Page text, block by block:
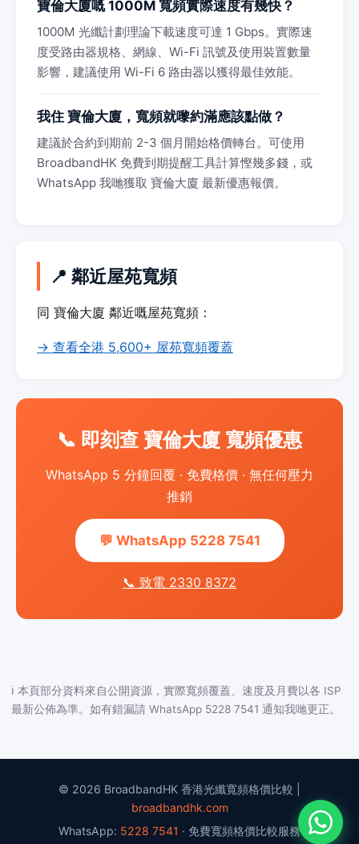
寶倫大廈嘅 1000M 寬頻實際速度有幾快？
1000M 光纖計劃理論下載速度可達 1 Gbps。實際速
度受路由器規格、網線、Wi-Fi 訊號及使用裝置數量
影響，建議使用 Wi-Fi 6 路由器以獲得最佳效能。
我住 寶倫大廈，寬頻就嚟約滿應該點做？
建議於合約到期前 2-3 個月開始格價轉台。可使用
BroadbandHK 免費到期提醒工具計算慳幾多錢，或
WhatsApp 我哋獲取 寶倫大廈 最新優惠報價。
📍 鄰近屋苑寬頻
同 寶倫大廈 鄰近嘅屋苑寬頻：
→ 查看全港 5,600+ 屋苑寬頻覆蓋
📞 即刻查 寶倫大廈 寬頻優惠
WhatsApp 5 分鐘回覆 · 免費格價 · 無任何壓力
推銷
💬 WhatsApp 5228 7541
📞 致電 2330 8372
ℹ️ 本頁部分資料來自公開資源，實際寬頻覆蓋、速度及月費以各 ISP
最新公佈為準。如有錯漏請 WhatsApp 5228 7541 通知我哋更正。
© 2026 BroadbandHK 香港光纖寬頻格價比較 |
broadbandhk.com
WhatsApp: 5228 7541 · 免費寬頻格價比較服務